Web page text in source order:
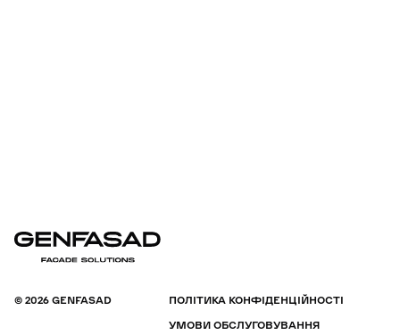
© 2026 GENFASAD
ПОЛІТИКА КОНФІДЕНЦІЙНОСТІ
УМОВИ ОБСЛУГОВУВАННЯ